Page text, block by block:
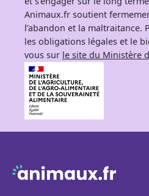
Animaux.fr soutient
l’abandon et la maltraitance.
les obligations légales et le
vous sur le site du Ministère